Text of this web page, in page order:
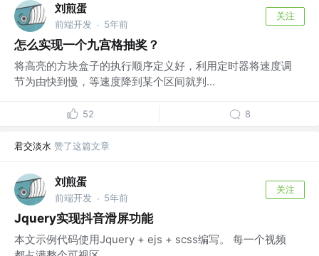
刘煎蛋
前端开发 · 5年前
关注
怎么实现一个九宫格抽奖？
将高亮的方块盒子的执行顺序定义好，利用定时器将速度调
节为由快到慢，等速度降到某个区间就判...
52 8
君交淡水 赞了这篇文章
刘煎蛋
前端开发 · 5年前
关注
Jquery实现抖音滑屏功能
本文示例代码使用Jquery + ejs + scss编写。 每一个视频